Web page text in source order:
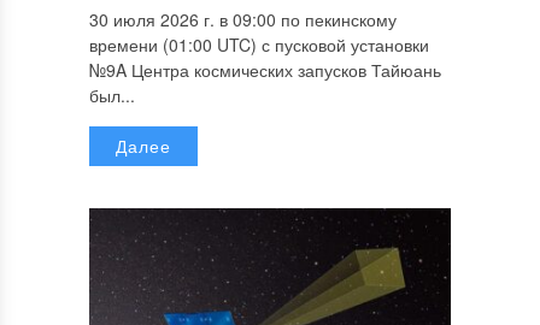
30 июля 2026 г. в 09:00 по пекинскому
времени (01:00 UTC) с пусковой установки
№9A Центра космических запусков Тайюань
был...
Далее